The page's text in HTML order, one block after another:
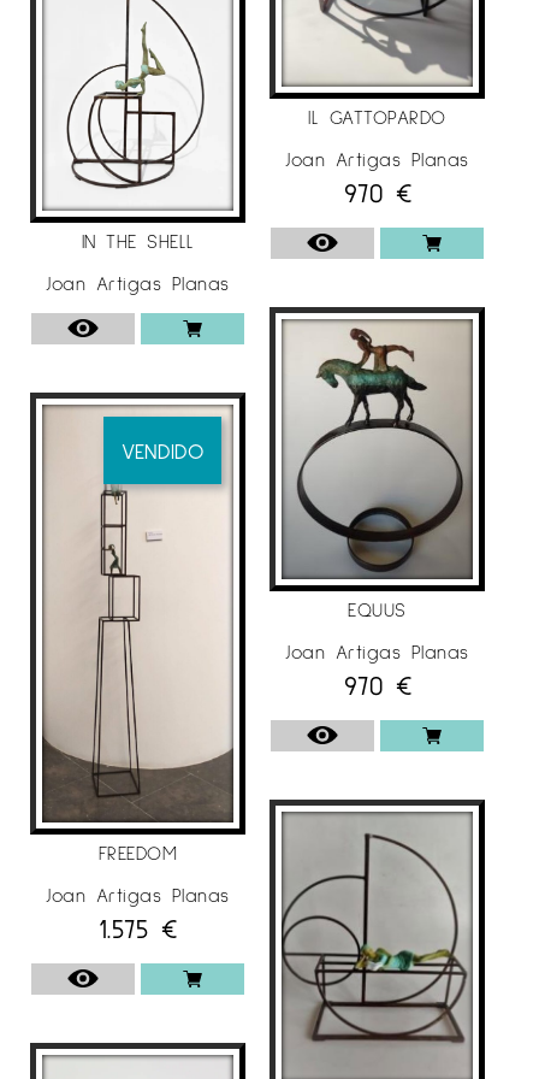
IN THE SHELL
Joan Artigas Planas
VENDIDO
FREEDOM
Joan Artigas Planas
1.575 €
IL GATTOPARDO
Joan Artigas Planas
970 €
EQUUS
Joan Artigas Planas
970 €